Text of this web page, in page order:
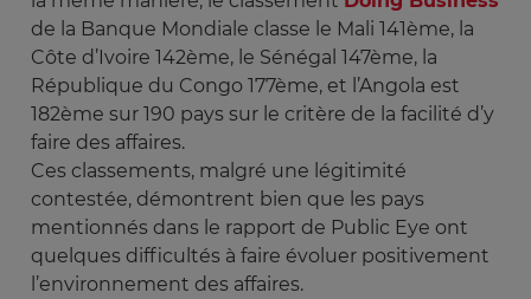
de la Banque Mondiale classe le Mali 141ème, la
Côte d’Ivoire 142ème, le Sénégal 147ème, la
République du Congo 177ème, et l’Angola est
182ème sur 190 pays sur le critère de la facilité d’y
faire des affaires.
Ces classements, malgré une légitimité
contestée, démontrent bien que les pays
mentionnés dans le rapport de Public Eye ont
quelques difficultés à faire évoluer positivement
l’environnement des affaires.